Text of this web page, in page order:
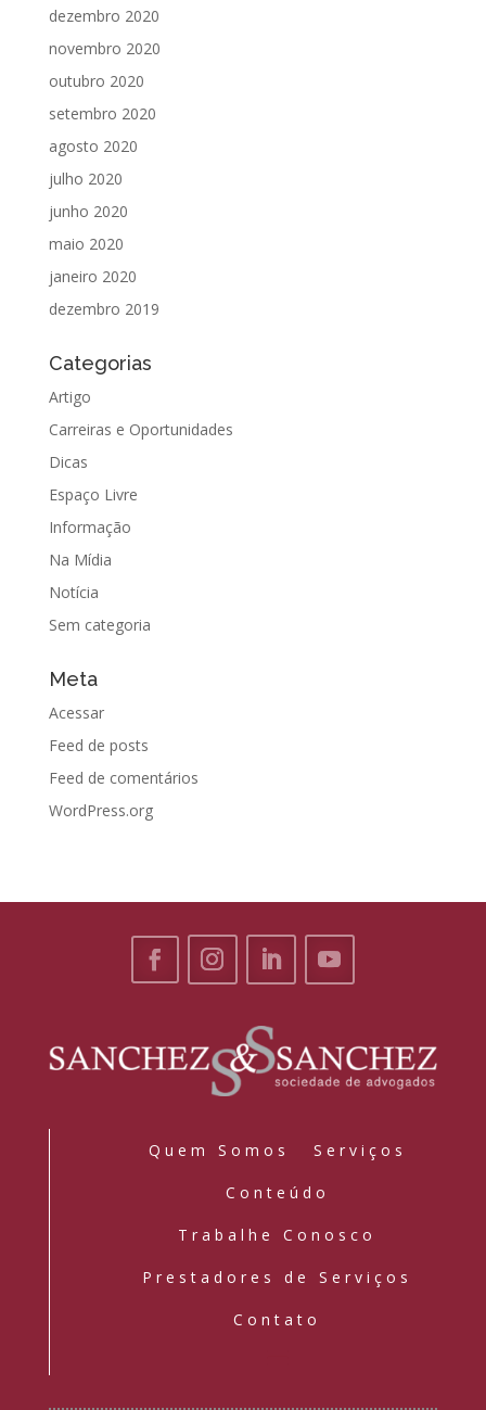
dezembro 2020
novembro 2020
outubro 2020
setembro 2020
agosto 2020
julho 2020
junho 2020
maio 2020
janeiro 2020
dezembro 2019
Categorias
Artigo
Carreiras e Oportunidades
Dicas
Espaço Livre
Informação
Na Mídia
Notícia
Sem categoria
Meta
Acessar
Feed de posts
Feed de comentários
WordPress.org
Quem Somos Serviços
Conteúdo
Trabalhe Conosco
Prestadores de Serviços
Contato